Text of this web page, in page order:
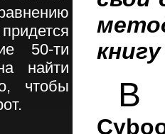
В
50-ти
найти
чтобы